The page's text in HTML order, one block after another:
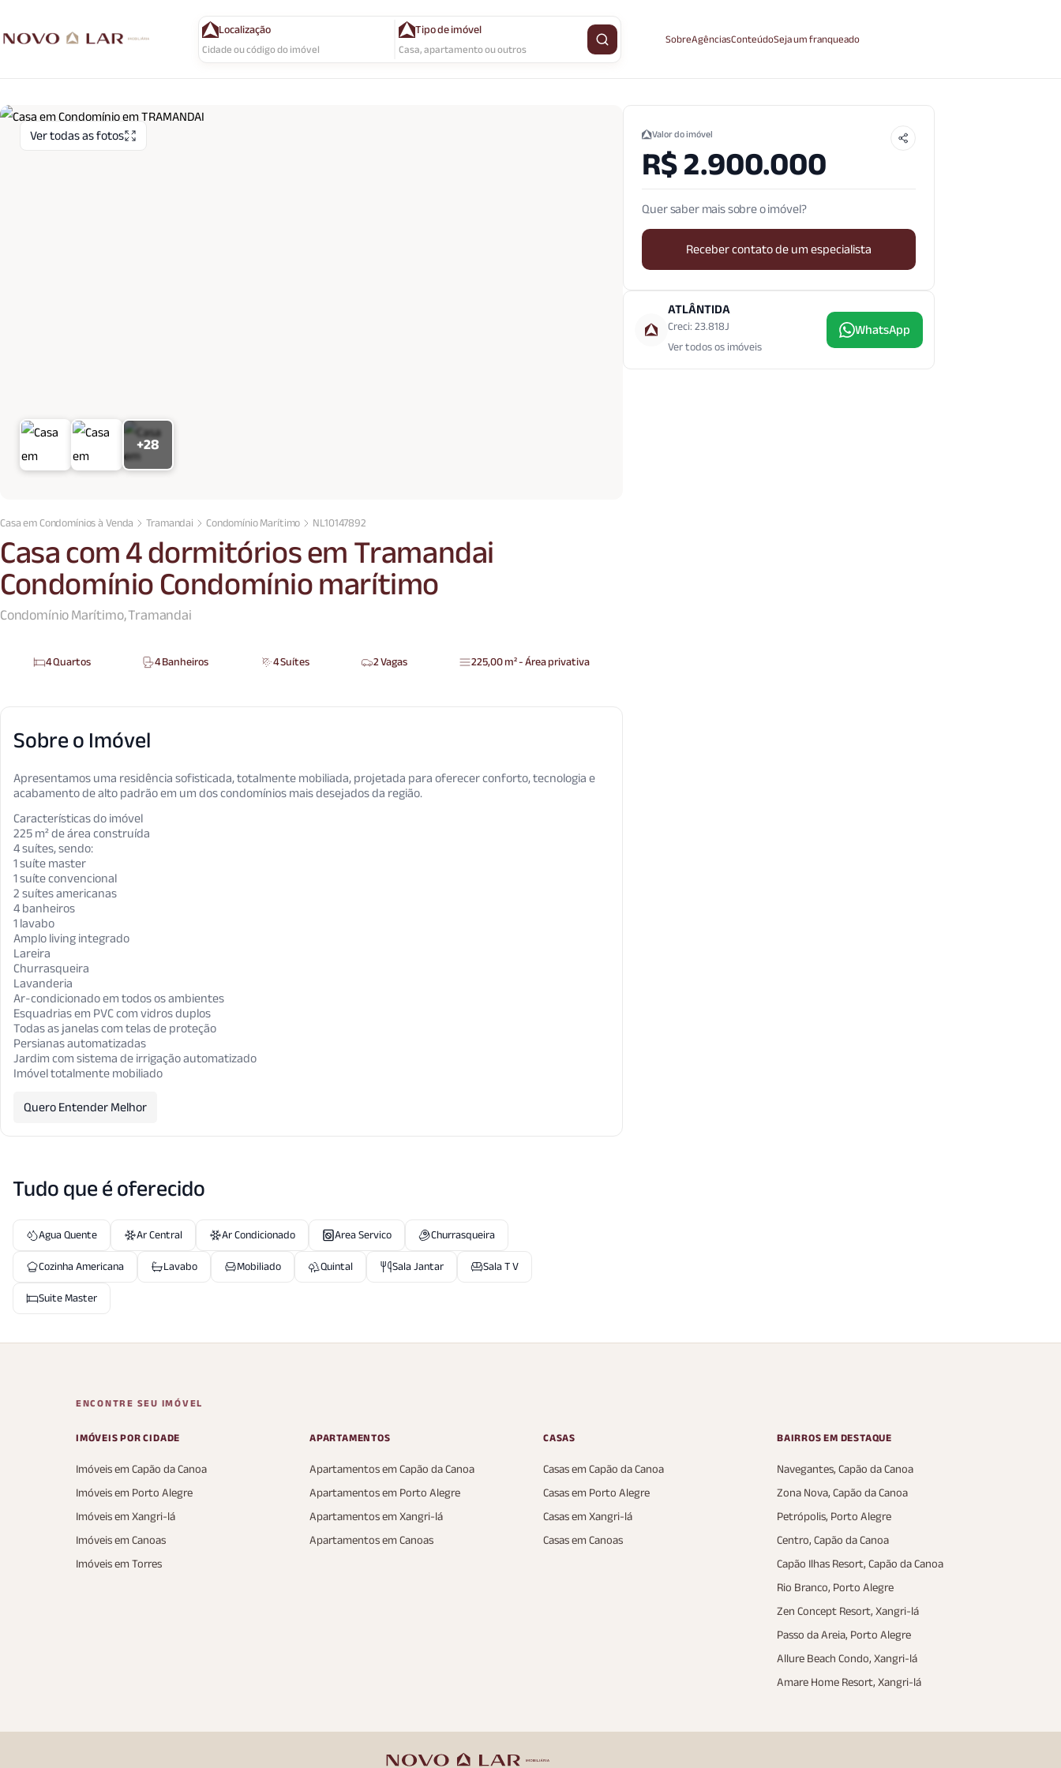
Localização Tipo de imóvel
Casa, apartamento ou outros Buscar imóvelSobreAgênciasConteúdoSeja um franqueado
Ver todas as fotos
+28
Casa em Condomínios à Venda Tramandai Condomínio Marítimo NL10147892
Casa com 4 dormitórios em Tramandai
Condomínio Condomínio marítimo
Condomínio Marítimo, Tramandai
4 Quartos 4 Banheiros 4 Suítes 2 Vagas 225,00 m² - Área privativa
Sobre o Imóvel
Apresentamos uma residência sofisticada, totalmente mobiliada, projetada para oferecer conforto, tecnologia e
acabamento de alto padrão em um dos condomínios mais desejados da região.
Características do imóvel
225 m² de área construída
4 suítes, sendo:
1 suíte master
1 suíte convencional
2 suítes americanas
4 banheiros
1 lavabo
Amplo living integrado
Lareira
Churrasqueira
Lavanderia
Ar-condicionado em todos os ambientes
Esquadrias em PVC com vidros duplos
Todas as janelas com telas de proteção
Persianas automatizadas
Jardim com sistema de irrigação automatizado
Imóvel totalmente mobiliado
Quero Entender Melhor
Tudo que é oferecido
Agua Quente Ar Central Ar Condicionado Area Servico
Churrasqueira
Cozinha Americana
Lavabo Mobiliado Quintal Sala Jantar
Sala T V
Suite Master
Valor do imóvel
R$ 2.900.000
Quer saber mais sobre o imóvel?
Receber contato de um especialista
ATLÂNTIDA
Creci: 23.818J
Ver todos os imóveis
WhatsApp
ENCONTRE SEU IMÓVEL
IMÓVEIS POR CIDADE
Imóveis em Capão da Canoa
Imóveis em Porto Alegre
Imóveis em Xangri-lá
Imóveis em Canoas
Imóveis em Torres
APARTAMENTOS
Apartamentos em Capão da Canoa
Apartamentos em Porto Alegre
Apartamentos em Xangri-lá
Apartamentos em Canoas
CASAS
Casas em Capão da Canoa
Casas em Porto Alegre
Casas em Xangri-lá
Casas em Canoas
BAIRROS EM DESTAQUE
Navegantes, Capão da Canoa
Zona Nova, Capão da Canoa
Petrópolis, Porto Alegre
Centro, Capão da Canoa
Capão Ilhas Resort, Capão da Canoa
Rio Branco, Porto Alegre
Zen Concept Resort, Xangri-lá
Passo da Areia, Porto Alegre
Allure Beach Condo, Xangri-lá
Amare Home Resort, Xangri-lá